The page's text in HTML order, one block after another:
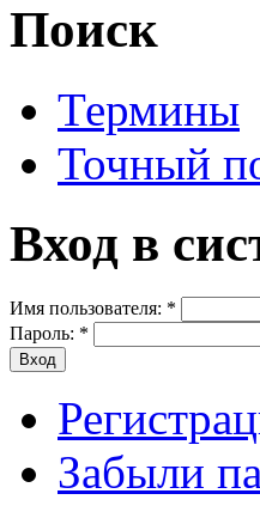
Поиск
Термины
Точный
Вход в
Имя пользователя: *
Пароль: *
Забыли